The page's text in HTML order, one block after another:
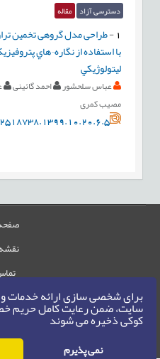
برای شخصی سازی ارائه خدمات و
سایت، ضمن رعایت کامل حریم
کوکی ذخیره می شوند
نمی پذیرم
دسترسی آزاد مقاله
-طراحی مدل گروهی تخمین
با استفاده از نگاره¬هاي
ليتولوژيكي
عباس سلحشور احمد گائینی
مصیب کمری
حقوق این